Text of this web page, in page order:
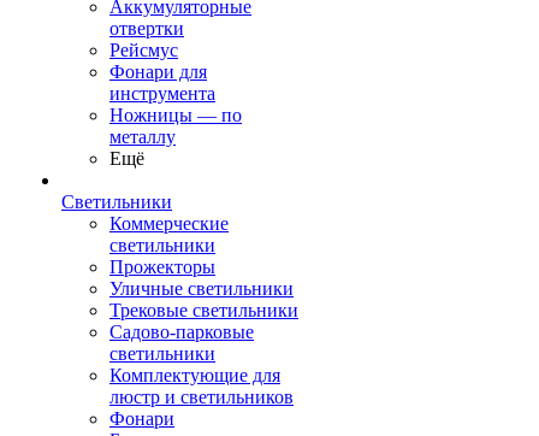
Аккумуляторные
отвертки
Рейсмус
Фонари для
инструмента
Ножницы — по
металлу
Ещё
Светильники
Коммерческие
светильники
Прожекторы
Уличные светильники
Трековые светильники
Садово-парковые
светильники
Комплектующие для
люстр и светильников
Фонари